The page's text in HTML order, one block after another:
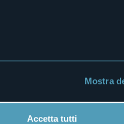
Mostra
Accetta tutti